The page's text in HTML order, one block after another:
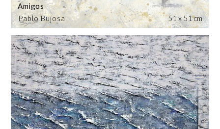
Pablo Bujosa
Amigos
51 x 51 cm